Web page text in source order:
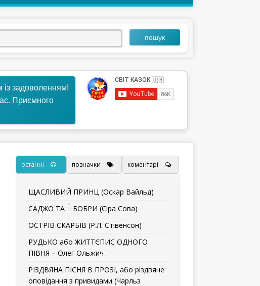
пошук
із задоволенням!
Приємного
останні позначки коментарі
ЩАСЛИВИЙ ПРИНЦ (Оскар Вайльд)
САДЖО ТА ЇЇ БОБРИ (Сіра Сова)
ОСТРІВ СКАРБІВ (Р.Л. Стівенсон)
РУДЬКО або ЖИТТЄПИС ОДНОГО
ПІВНЯ – Олег Ольжич
РІЗДВЯНА ПІСНЯ В ПРОЗІ, або різдвяне
оповідання з привидами (Чарльз